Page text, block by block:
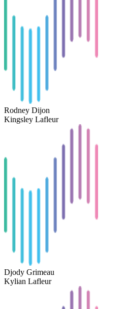
Rodney Dijon
Kingsley Lafleur
Djody Grimeau
Kylian Lafleur